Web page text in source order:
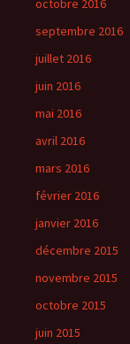
octobre 2016
septembre 2016
juillet 2016
juin 2016
mai 2016
avril 2016
mars 2016
février 2016
janvier 2016
décembre 2015
novembre 2015
octobre 2015
juin 2015